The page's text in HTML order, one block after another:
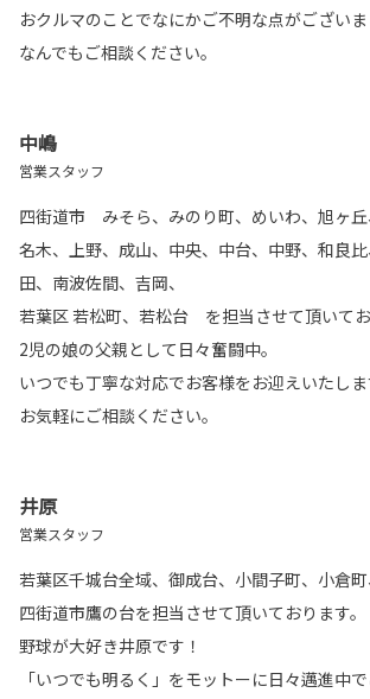
おクルマのことでなにかご不明な点がござい
なんでもご相談ください。
中嶋
営業スタッフ
四街道市 みそら、みのり町、めいわ、旭ヶ
名木、上野、成山、中央、中台、中野、和良
田、南波佐間、吉岡、
若葉区 若松町、若松台 を担当させて頂いてお
2児の娘の父親として日々奮闘中。
いつでも丁寧な対応でお客様をお迎えいたしま
お気軽にご相談ください。
井原
営業スタッフ
若葉区千城台全域、御成台、小間子町、小倉町
四街道市鷹の台を担当させて頂いております。
野球が大好き井原です！
「いつでも明るく」をモットーに日々邁進中で